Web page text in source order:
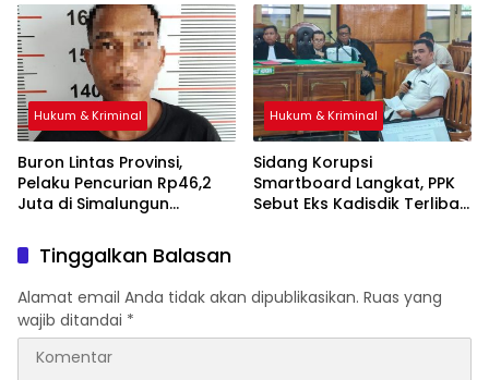
Bambu
Hukum & Kriminal
Buron Lintas Provinsi,
Pelaku Pencurian Rp46,2
Juta di Simalungun
Hukum & Kriminal
Sidang Korupsi
Smartboard Langkat, PPK
Sebut Eks Kadisdik Terlibat
Tinggalkan Balasan
Alamat email Anda tidak akan dipublikasikan. Ruas yang
wajib ditandai *